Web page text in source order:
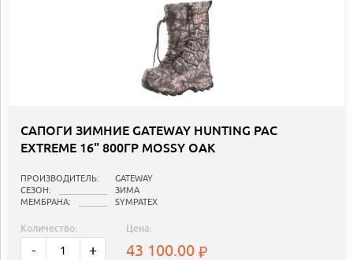
САПОГИ ЗИМНИЕ GATEWAY HUNTING PAC
EXTREME 16" 800ГР MOSSY OAK
ПРОИЗВОДИТЕЛЬ:
GATEWAY
СЕЗОН:
ЗИМА
МЕМБРАНА:
SYMPATEX
Количество:
- +
Цена:
43 100.00